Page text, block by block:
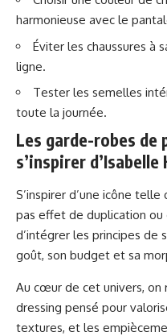
harmonieuse avec le
Éviter les chaussures à
ligne.
Tester les semelles
toute la journée.
Les garde-robes
s’inspirer
S’inspirer d’une icône
pas effet de duplication
d’intégrer les principes de
goût, son budget et sa
Au cœur de cet univers, on
dressing pensé pour
textures, et les